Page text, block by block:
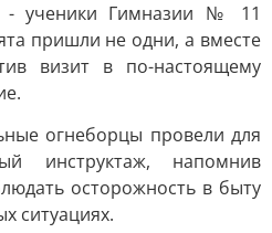
- ученики Гимназии № 11
пришли не одни, а вместе
визит в по-настоящему
огнеборцы провели для
инструктаж, напомнив
осторожность в быту
ситуациях.